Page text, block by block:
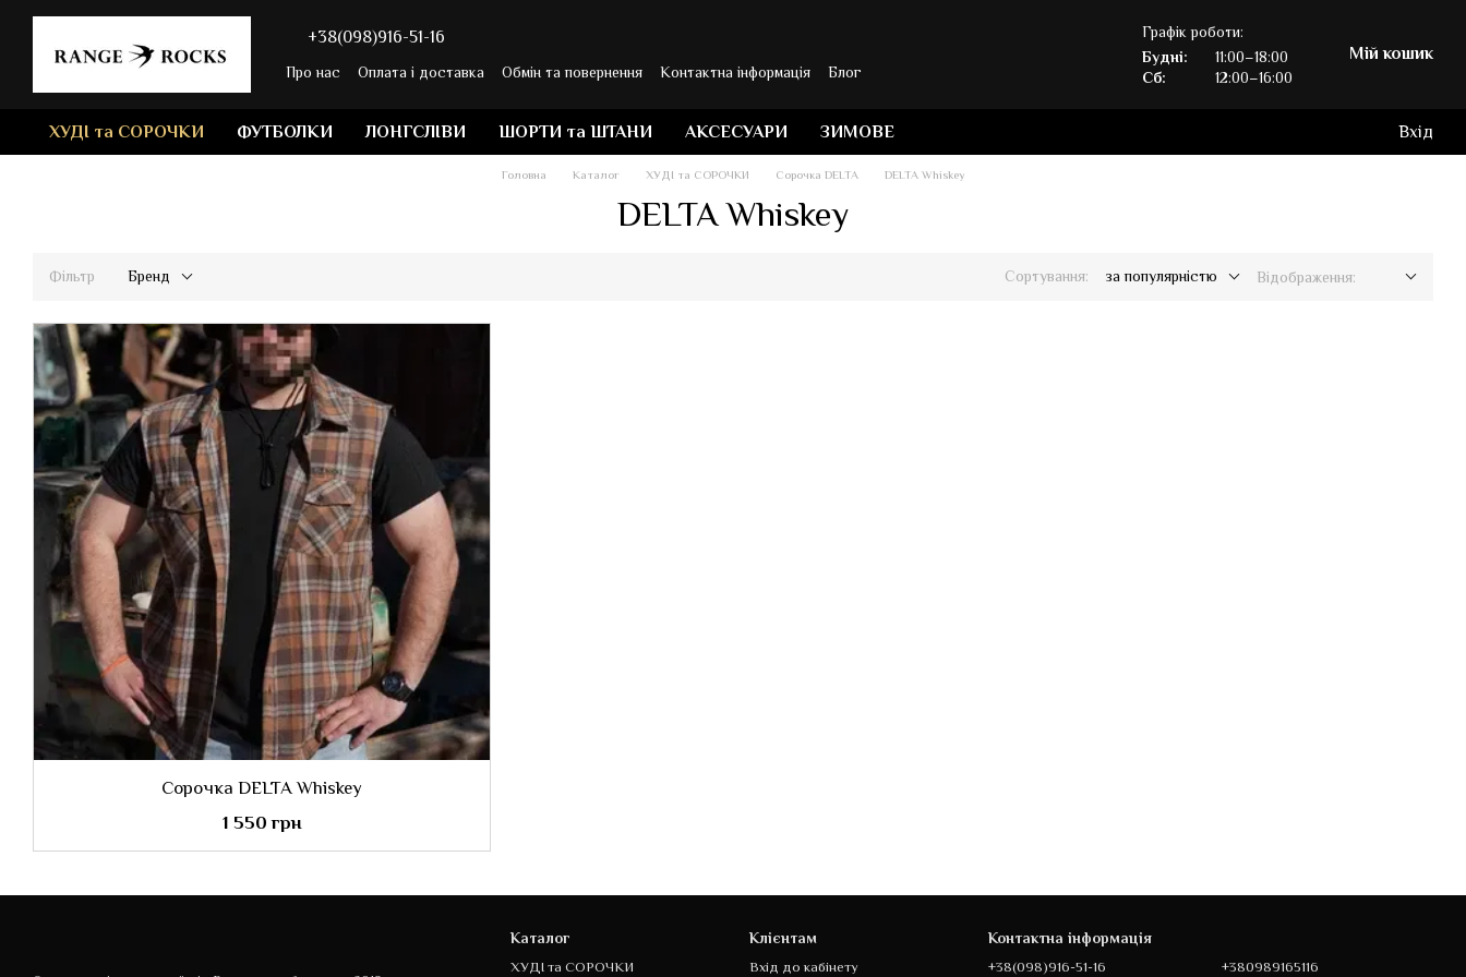
Перейти до основного контенту
+38(098)916-51-16
Про нас Оплата і доставка Обмін та повернення Контактна інформація Блог
Графік роботи:
Будні:
11:00–18:00
Сб:
12:00–16:00
Мій кошик
ХУДІ та СОРОЧКИ ФУТБОЛКИ ЛОНГСЛІВИ ШОРТИ та ШТАНИ АКСЕСУАРИ ЗИМОВЕ Вхід
Головна Каталог ХУДІ та СОРОЧКИ Сорочка DELTA DELTA Whiskey
DELTA Whiskey
Фільтр Бренд Сортування: за популярністю Відображення:
Сорочка DELTA Whiskey
1 550 грн
Каталог
ХУДІ та СОРОЧКИ
Клієнтам
Вхід до кабінету
Контактна інформація
+38(098)916-51-16 +380989165116